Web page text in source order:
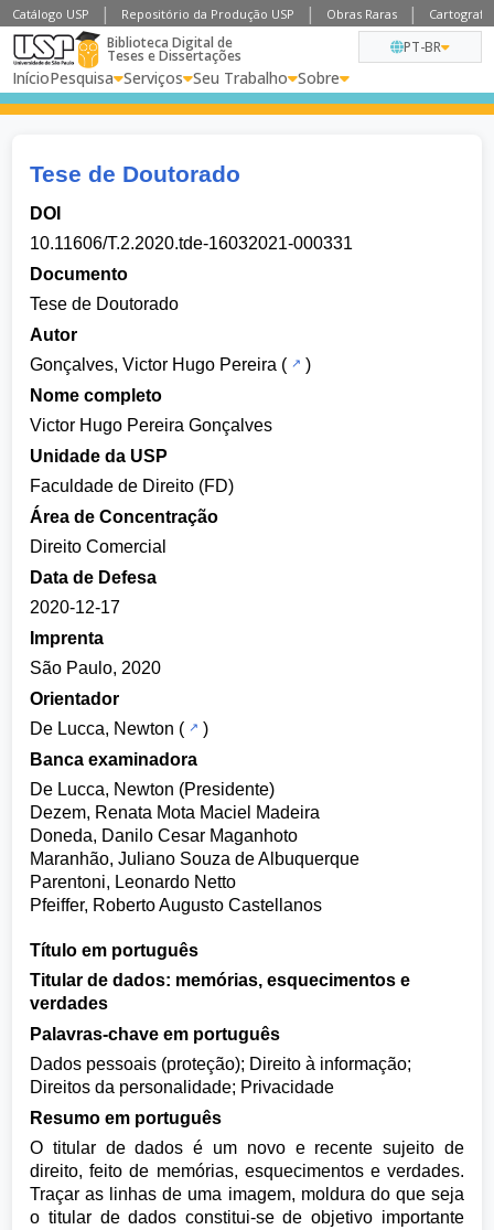
Catálogo USP Repositório da Produção USP Obras Raras
Biblioteca Digital de
Teses e Dissertações
InícioPesquisa Serviços Seu Trabalho Sobre
PT-BR
Tese de Doutorado
DOI
10.11606/T.2.2020.tde-16032021-000331
Documento
Tese de Doutorado
Autor
Gonçalves, Victor Hugo Pereira (
)
Nome completo
Victor Hugo Pereira Gonçalves
Unidade da USP
Faculdade de Direito (FD)
Área de Concentração
Direito Comercial
Data de Defesa
2020-12-17
Imprenta
São Paulo, 2020
Orientador
De Lucca, Newton (
)
Banca examinadora
De Lucca, Newton (Presidente)
Dezem, Renata Mota Maciel Madeira
Doneda, Danilo Cesar Maganhoto
Maranhão, Juliano Souza de Albuquerque
Parentoni, Leonardo Netto
Pfeiffer, Roberto Augusto Castellanos
Título em português
Titular de dados: memórias, esquecimentos e
verdades
Palavras-chave em português
Dados pessoais (proteção); Direito à informação;
Direitos da personalidade; Privacidade
Resumo em português
O titular de dados é um novo e recente sujeito de
direito, feito de memórias, esquecimentos e verdades.
Traçar as linhas de uma imagem, moldura do que seja
o titular de dados constitui-se de objetivo importante